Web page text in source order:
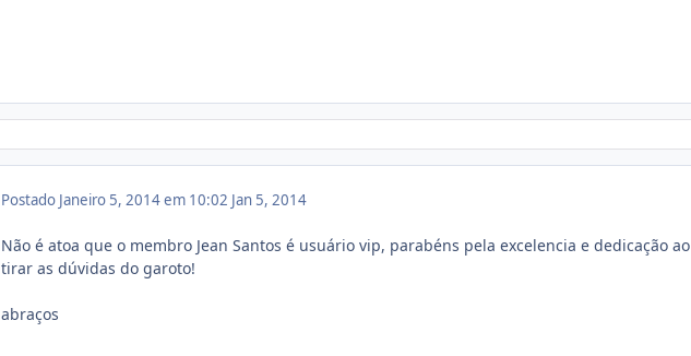
Postado Janeiro 5, 2014 em 10:02 Jan 5, 2014
Não é atoa que o membro Jean Santos é usuário vip, parabéns pela excelencia e dedicação ao
tirar as dúvidas do garoto!
abraços